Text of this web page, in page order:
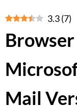
3.3(7)
Mail